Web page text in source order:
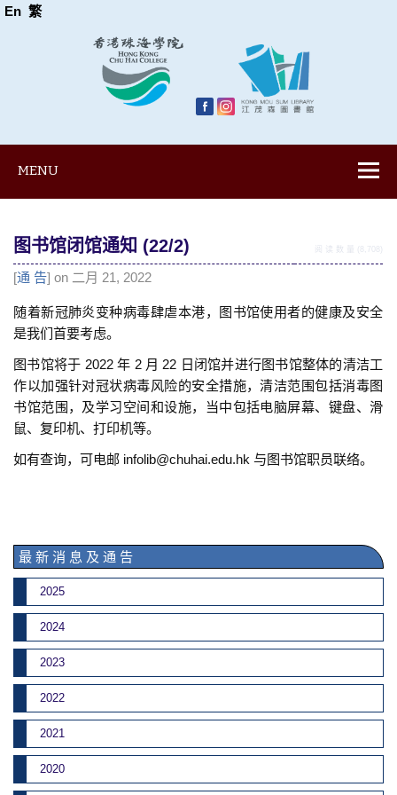
En 繁
MENU
图书馆闭馆通知 (22/2) 阅 读 数 量 (8,708)
[通 告] on 二月 21, 2022
随着新冠肺炎变种病毒肆虐本港，图书馆使用者的健康及安全
是我们首要考虑。
图书馆将于 2022 年 2 月 22 日闭馆并进行图书馆整体的清洁工
作以加强针对冠状病毒风险的安全措施，清洁范围包括消毒图
书馆范围，及学习空间和设施，当中包括电脑屏幕、键盘、滑
鼠、复印机、打印机等。
如有查询，可电邮 infolib@chuhai.edu.hk 与图书馆职员联络。
最 新 消 息 及 通 告
2025
2024
2023
2022
2021
2020